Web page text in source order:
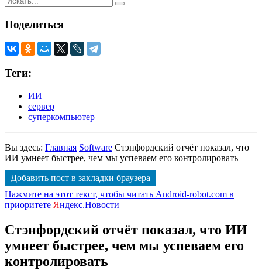
Поделиться
Теги:
ИИ
сервер
суперкомпьютер
Вы здесь: Главная Software Стэнфордский отчёт показал, что
ИИ умнеет быстрее, чем мы успеваем его контролировать
Добавить пост в закладки браузера
Нажмите на этот текст, чтобы читать Android-robot.com в
приоритете Яндекс.Новости
Стэнфордский отчёт показал, что ИИ
умнеет быстрее, чем мы успеваем его
контролировать